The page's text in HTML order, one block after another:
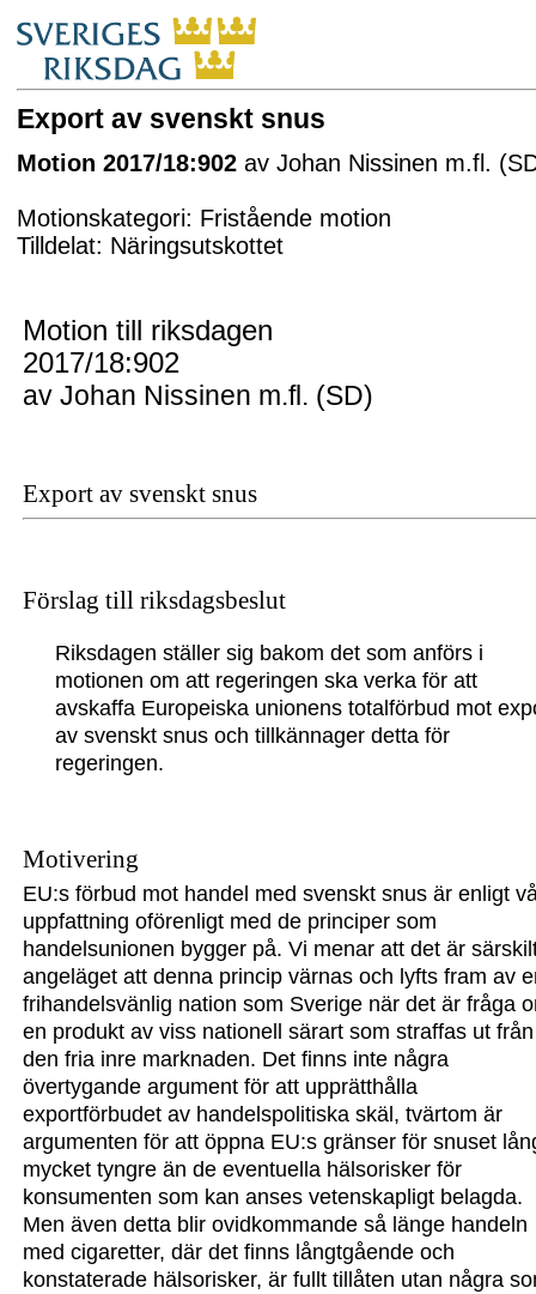
Export av svenskt snus
Motion 2017/18:902 av Johan Nissinen m.fl.
Motionskategori: Fristående motion
Tilldelat: Näringsutskottet
Motion till riksdagen
2017/18:902
av Johan Nissinen m.fl. (SD)
Export av svenskt snus
Förslag till riksdagsbeslut
Riksdagen ställer sig bakom det som anförs i
motionen om att regeringen ska verka för att
avskaffa Europeiska unionens totalförbud mot
av svenskt snus och tillkännager detta för
regeringen.
Motivering
EU:s förbud mot handel med svenskt snus är enligt
uppfattning oförenligt med de principer som
handelsunionen bygger på. Vi menar att det är
angeläget att denna princip värnas och lyfts fram av
frihandelsvänlig nation som Sverige när det är fråga
en produkt av viss nationell särart som straffas ut från
den fria inre marknaden. Det finns inte några
övertygande argument för att upprätthålla
exportförbudet av handelspolitiska skäl, tvärtom är
argumenten för att öppna EU:s gränser för snuset
mycket tyngre än de eventuella hälsorisker för
konsumenten som kan anses vetenskapligt belagda.
Men även detta blir ovidkommandeså länge handeln
med cigaretter, där det finns långtgående och
konstaterade hälsorisker, är fullt tillåten utan några